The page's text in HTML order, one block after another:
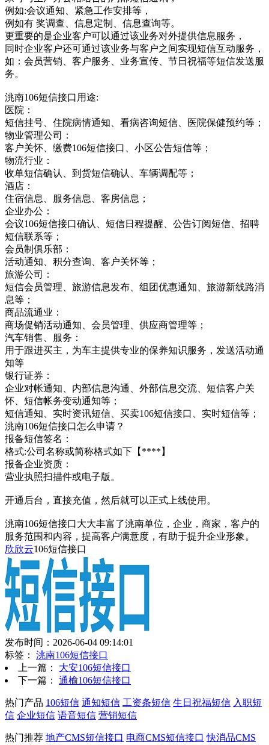
例如:会议通知、紧急工作安排等，
例如有 奖调查、信息定制、信息查询等。
更重要的是企业客户可以通过该业务对外提供信息服务，
同时企业客户还可通过该业务与客户之间实现短信互动服务，
如：会员营销、客户服务、业务宣传、节日祝福等短信发送服
务。
洮南106短信接口用途:
医院：
短信挂号、住院病情通知、看病咨询短信、医院保健预约等；
物业管理公司：
客户关怀、缴费106短信接口、小区公告短信等；
物流行业：
收单短信确认、到货短信确认、车辆调配等；
酒店：
住宿信息、服务信息、客房信息；
企业办公：
会议106短信接口确认、短信日程提醒、公告订阅短信、招聘
短信联系等；
会员制俱乐部：
活动通知、积分查询、客户关怀等；
旅游公司：
短信会员管理、旅游信息发布、组团优惠通知、旅游新线路消
息等；
商品流通业：
商场促销活动通知、会员管理、供应商管理等；
汽车销售、服务：
用于跟进买主，为车主提供专业的保养知识服务，发送活动通
知等
银行证券：
企业对帐通知、内部信息沟通、外部信息交流、短信客户关
怀、短信帐务变动通知等；
短信通知、实时资讯短信、买卖106短信接口、实时短信等；
洮南106短信接口怎么申请？
报备短信签名：
格式:公司名称或简称格式如下【****】
报备企业资质：
营业执照扫描件或电子版。
开通后台，直接充值，然后就可以正式上线使用。
洮南106短信接口大大丰富了洮南单位，企业，商家，客户的
服务范围和内容，提高客户满意度，有助于提升企业形象。
欣欣云106短信接口
发布时间：2026-06-04 09:14:01
标签： 洮南106短信接口
上一篇： 大安106短信接口
下一篇： 通榆106短信接口
热门产品 106短信 通知短信 工资条短信 生日祝福短信 入职短
信 企业短信 语音短信 营销短信
热门推荐 地产CMS短信接口 电商CMS短信接口 快消品CMS